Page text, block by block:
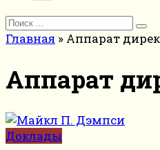
Search
for:
Главная » Аппарат
Аппарат
Доклады